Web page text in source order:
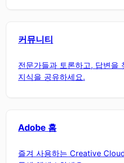
커뮤니티
전문가들과 토론하고, 답변을
지식을 공유하세요.
Adobe 홈
즐겨 사용하는 Creative